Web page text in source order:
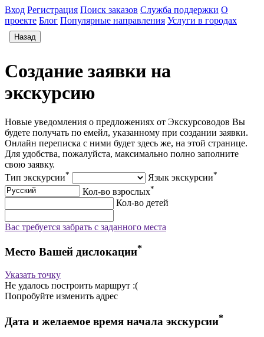
Вход Регистрация Поиск заказов Служба поддержки О
проекте Блог Популярные направления Услуги в городах
Назад
Создание заявки на
экскурсию
Новые уведомления о предложениях от Экскурсоводов Вы
будете получать по емейл, указанному при создании заявки.
Онлайн переписка с ними будет здесь же, на этой странице.
Для удобства, пожалуйста, максимально полно заполните
свою заявку.
Тип экскурсии* Язык экскурсии*
Кол-во взрослых*
Кол-во детей
Вас требуется забрать с заданного места
Место Вашей дислокации*
Указать точку
Не удалось построить маршрут :(
Попробуйте изменить адрес
Дата и желаемое время начала экскурсии*